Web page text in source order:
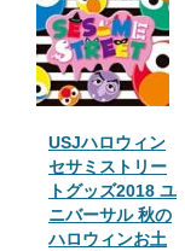
USJハロウィン
セサミストリー
トグッズ2018 ユ
ニバーサル 秋の
ハロウィンお土